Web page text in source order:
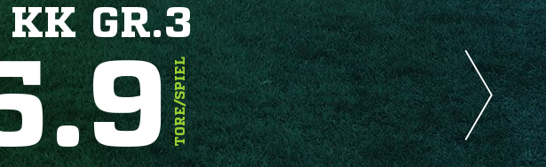
GR.3
TORE/SPIEL